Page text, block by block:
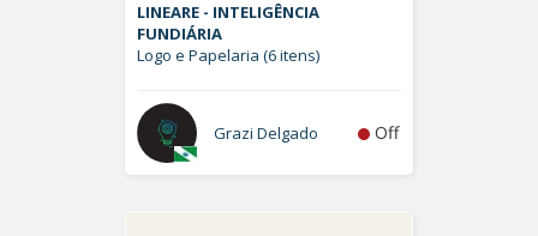
LINEARE - INTELIGÊNCIA
FUNDIÁRIA
Logo e Papelaria (6 itens)
Grazi Delgado Off